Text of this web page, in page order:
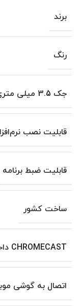
برند
رنگ
جک 3.5 میلی متری هدفون
قابلیت نصب
قابلیت ضبط برنامه
ساخت کشور
CHROMECAST داخلی
اتصال به گوشی